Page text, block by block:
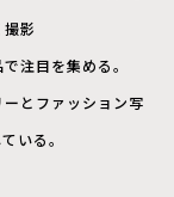
影
注目を集める。
とファッション写
いる。